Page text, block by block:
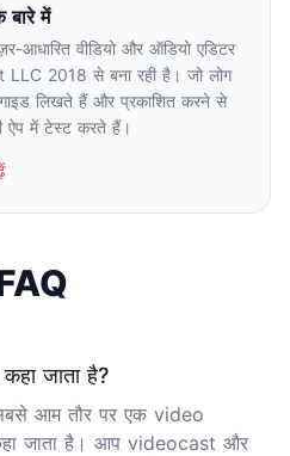
में
आधारित वीडियो और ऑडियो एडिटर
2018 से बना रही है। जो लोग
लिखते हैं और प्रकाशित करने से
ऐप में टेस्ट करते हैं।
जाता है?
आम तौर पर एक video
जाता है। आप videocast और